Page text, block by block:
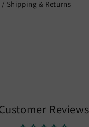
/ Shipping & Returns
Customer Reviews